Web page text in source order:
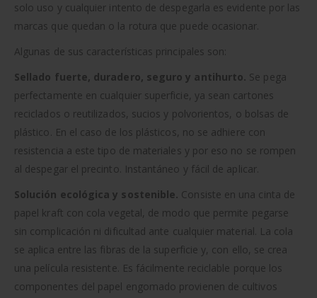
solo uso y cualquier intento de despegarla es evidente por las
marcas que quedan o la rotura que puede ocasionar.
Algunas de sus características principales son:
Sellado fuerte, duradero, seguro y antihurto. Se pega
perfectamente en cualquier superficie, ya sean cartones
reciclados o reutilizados, sucios y polvorientos, o bolsas de
plástico. En el caso de los plásticos, no se adhiere con
resistencia a este tipo de materiales y por eso no se rompen
al despegar el precinto. Instantáneo y fácil de aplicar.
Solución ecológica y sostenible. Consiste en una cinta de
papel kraft con cola vegetal, de modo que permite pegarse
sin complicación ni dificultad ante cualquier material. La cola
se aplica entre las fibras de la superficie y, con ello, se crea
una película resistente. Es fácilmente reciclable porque los
componentes del papel engomado provienen de cultivos